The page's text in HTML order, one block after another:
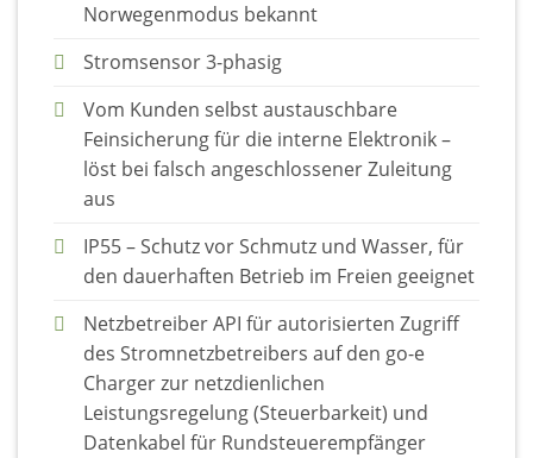
Norwegenmodus bekannt
Stromsensor 3-phasig
Vom Kunden selbst austauschbare
Feinsicherung für die interne Elektronik –
löst bei falsch angeschlossener Zuleitung
aus
IP55 – Schutz vor Schmutz und Wasser, für
den dauerhaften Betrieb im Freien geeignet
Netzbetreiber API für autorisierten Zugriff
des Stromnetzbetreibers auf den go-e
Charger zur netzdienlichen
Leistungsregelung (Steuerbarkeit) und
Datenkabel für Rundsteuerempfänger